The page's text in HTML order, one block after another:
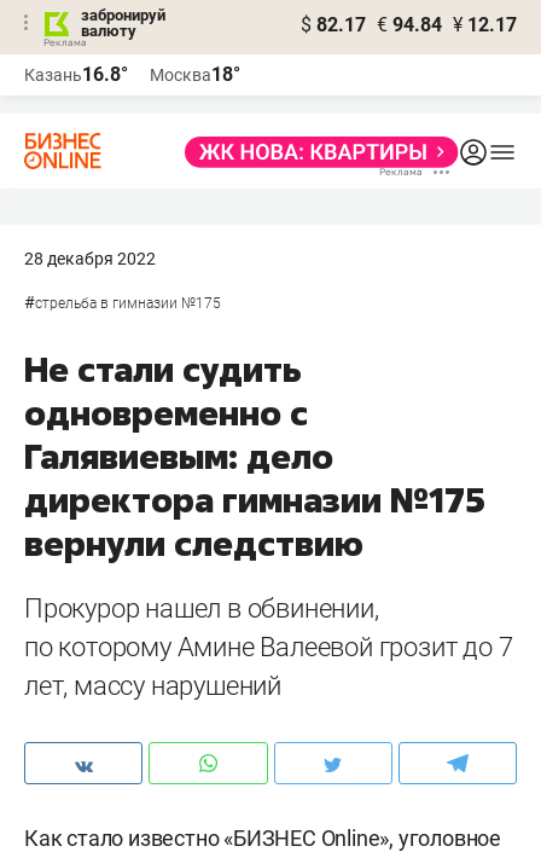
забронируй
валюту
$ 82.17 € 94.84 ¥ 12.17
Казань16.8° Москва18°
28 декабря 2022
#стрельба в гимназии №175
Не стали судить
одновременно с
Галявиевым: дело
директора гимназии №175
вернули следствию
Прокурор нашел в обвинении,
по которому Амине Валеевой грозит до 7
лет, массу нарушений
Как стало известно «БИЗНЕС Online», уголовное